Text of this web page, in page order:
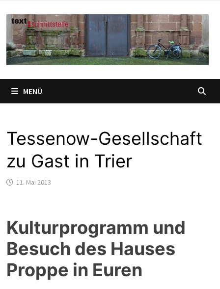
Inhalt
springen
MENÜ
Tessenow-Gesellschaft
zu Gast in Trier
11. Mai 2013
Kulturprogramm und
Besuch des Hauses
Proppe in Euren